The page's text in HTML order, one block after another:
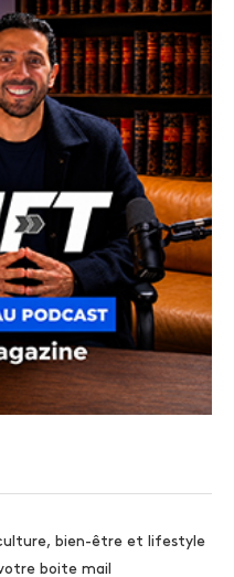
bien-être et lifestyle
boite mail